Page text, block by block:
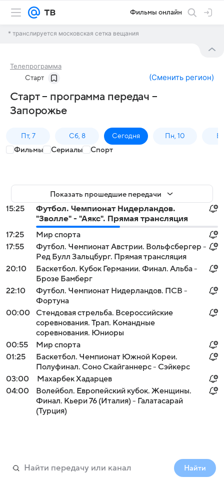
Фильмы онлайн
* транслируется московская сетка вещания
Телепрограмма
Старт (Сменить регион)
Старт – программа передач –
Запорожье
Пт, 7 Сб, 8 Сегодня Пн, 10
Фильмы Сериалы Спорт
Показать прошедшие передачи
15:25
Футбол. Чемпионат Нидерландов.
"Зволле" - "Аякс". Прямая трансляция
17:25
Мир спорта
17:55
Футбол. Чемпионат Австрии. Вольфсбергер -
Ред Булл Зальцбург. Прямая трансляция
20:10
Баскетбол. Кубок Германии. Финал. Альба -
Брозе Бамберг
22:10
Футбол. Чемпионат Нидерландов. ПСВ -
Фортуна
00:00
Стендовая стрельба. Всероссийские
соревнования. Трап. Командные
соревнования. Юниоры
00:55
Мир спорта
01:25
Баскетбол. Чемпионат Южной Кореи.
Полуфинал. Соно Скайганнерс - Сэйкерс
03:00
Махарбек Хадарцев
04:00
Волейбол. Европейский кубок. Женщины.
Финал. Кьери 76 (Италия) - Галатасарай
(Турция)
Найти